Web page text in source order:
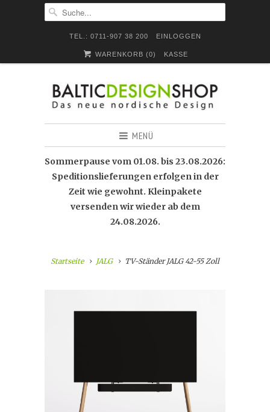
TEL.: 0711-907 38 200 EINLOGGEN
WARENKORB (0) KASSE
MENÜ
Sommerpause vom 01.08. bis 23.08.2026:
Speditionslieferungen erfolgen in der
Zeit wie gewohnt. Kleinpakete
versenden wir wieder ab dem
24.08.2026.
Startseite JALG TV-Ständer JALG 42-55 Zoll